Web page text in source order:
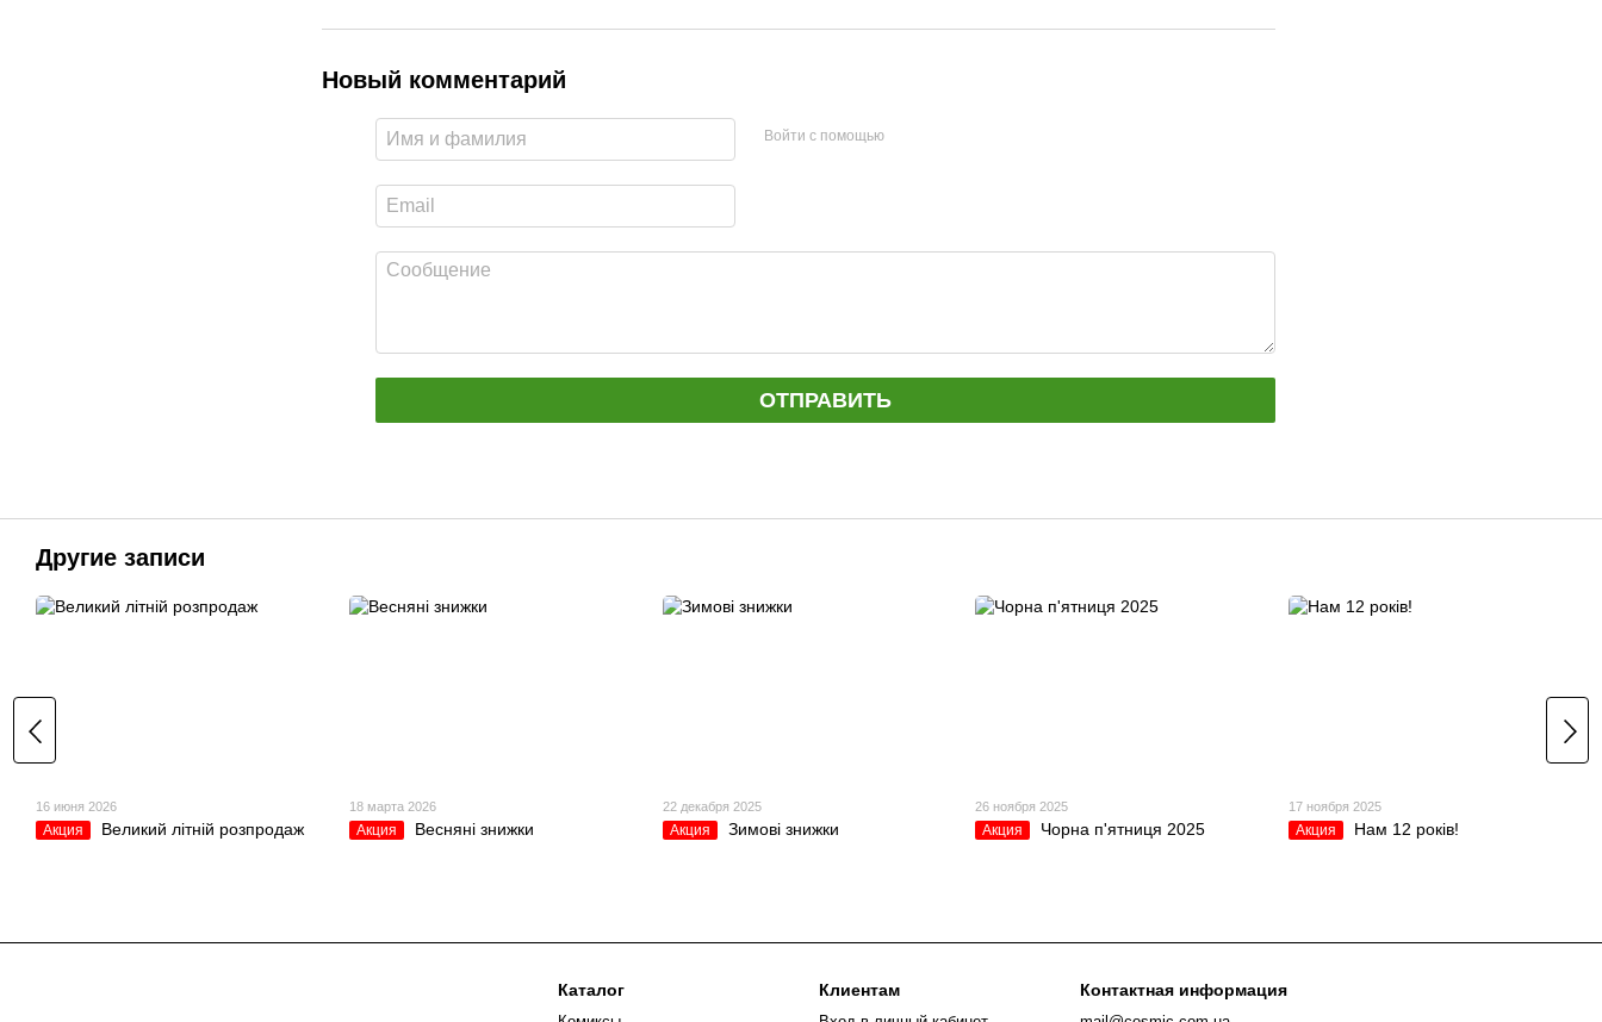
Новый комментарий
Войти с помощью
ОТПРАВИТЬ
Другие записи
16 июня 2026
Акция Великий літній розпродаж
18 марта 2026
Акция Весняні знижки
22 декабря 2025
Акция Зимові знижки
26 ноября 2025
Акция Чорна п'ятниця 2025
17 ноября 2025
Акция Нам 12 років!
Каталог Клиентам Контактная информация